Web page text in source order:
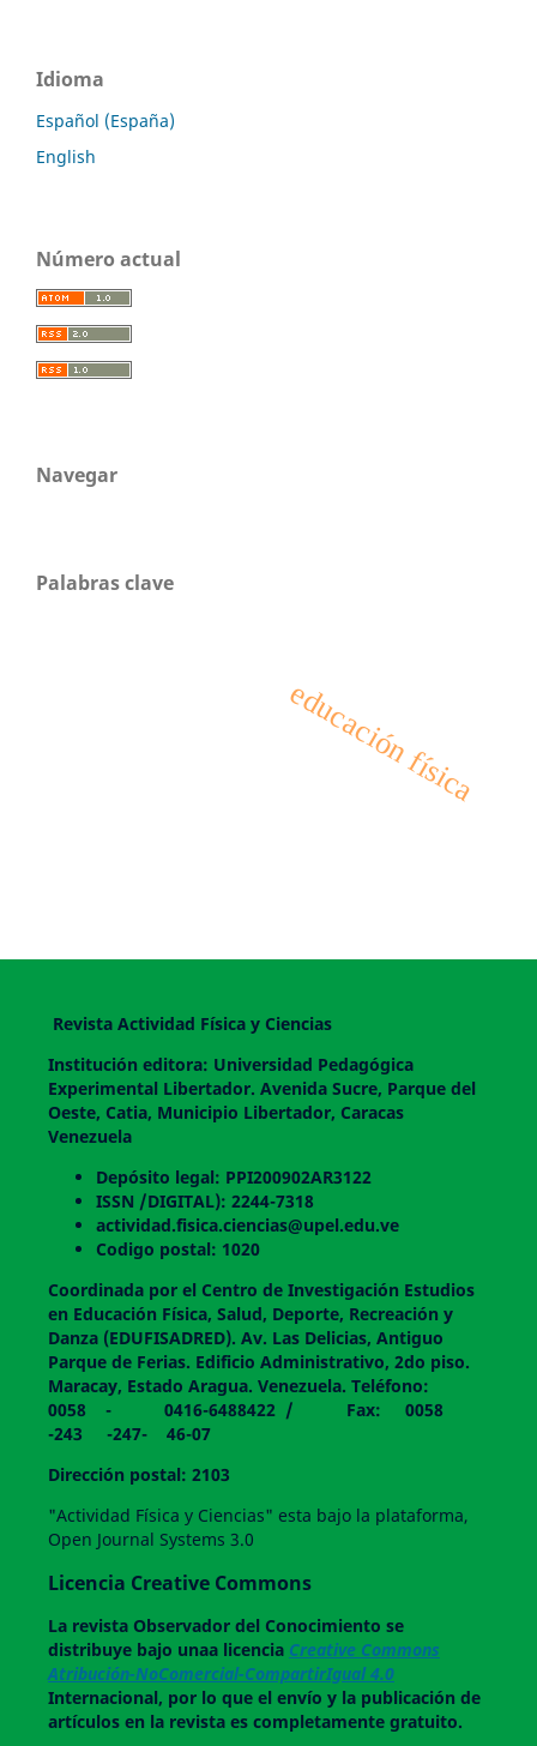
Idioma
Español (España)
English
Número actual
Navegar
Palabras clave
educación física
Revista Actividad Física y Ciencias
Institución editora: Universidad Pedagógica
Experimental Libertador. Avenida Sucre, Parque del
Oeste, Catia, Municipio Libertador, Caracas
Venezuela
Depósito legal: PPI200902AR3122
ISSN /DIGITAL): 2244-7318
actividad.fisica.ciencias@upel.edu.ve
Codigo postal: 1020
Coordinada por el Centro de Investigación Estudios
en Educación Física, Salud, Deporte, Recreación y
Danza (EDUFISADRED). Av. Las Delicias, Antiguo
Parque de Ferias. Edificio Administrativo, 2do piso.
Maracay, Estado Aragua. Venezuela. Teléfono:
0058 - 0416-6488422 / Fax: 0058
-243 -247- 46-07
Dirección postal: 2103
"Actividad Física y Ciencias" esta bajo la plataforma,
Open Journal Systems 3.0
Licencia Creative Commons
La revistaObservador del Conocimiento se
distribuye bajo unaa licencia Creative Commons
Atribución-NoComercial-CompartirIgual 4.0
Internacional, por lo que el envío y la publicación de
artículos en la revista es completamente gratuito.